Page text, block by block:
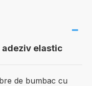
adeziv elastic
de bumbac cu